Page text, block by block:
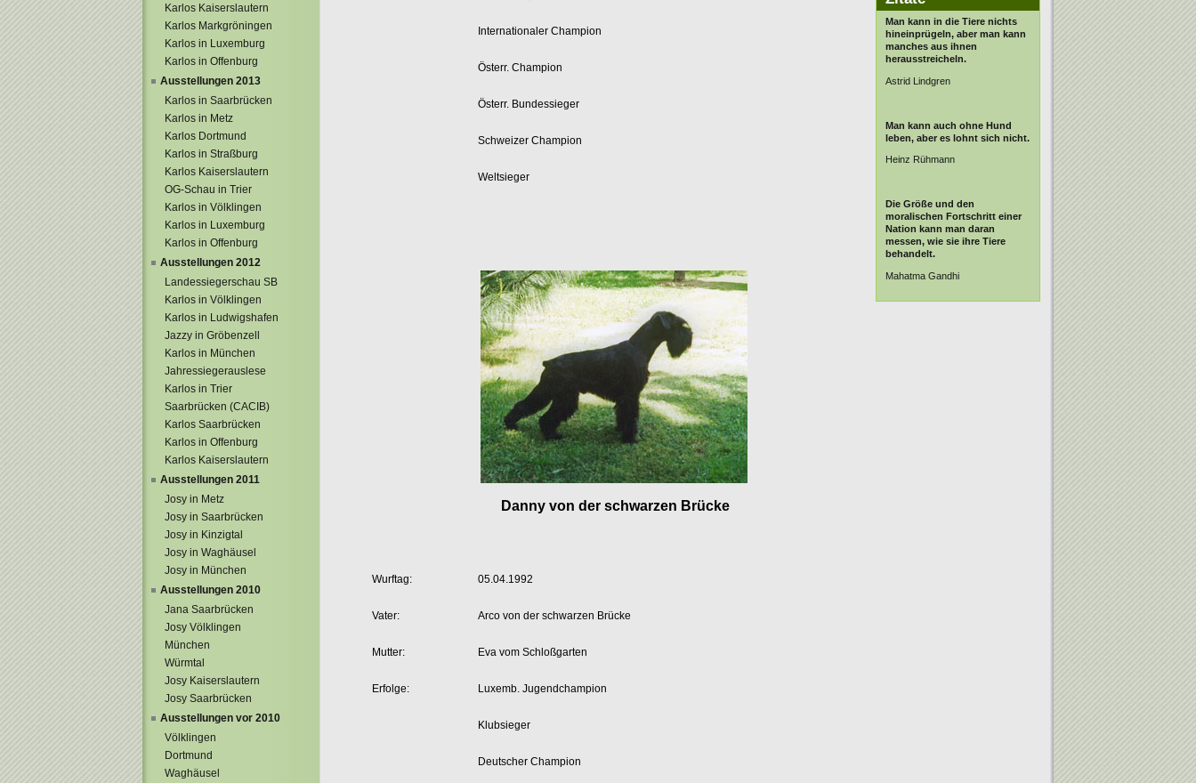
Karlos Kaiserslautern
Karlos Markgröningen
Karlos in Luxemburg
Karlos in Offenburg
Ausstellungen 2013
Karlos in Saarbrücken
Karlos in Metz
Karlos Dortmund
Karlos in Straßburg
Karlos Kaiserslautern
OG-Schau in Trier
Karlos in Völklingen
Karlos in Luxemburg
Karlos in Offenburg
Ausstellungen 2012
Landessiegerschau SB
Karlos in Völklingen
Karlos in Ludwigshafen
Jazzy in Gröbenzell
Karlos in München
Jahressiegerauslese
Karlos in Trier
Saarbrücken (CACIB)
Karlos Saarbrücken
Karlos in Offenburg
Karlos Kaiserslautern
Ausstellungen 2011
Josy in Metz
Josy in Saarbrücken
Josy in Kinzigtal
Josy in Waghäusel
Josy in München
Ausstellungen 2010
Jana Saarbrücken
Josy Völklingen
München
Würmtal
Josy Kaiserslautern
Josy Saarbrücken
Ausstellungen vor 2010
Völklingen
Dortmund
Waghäusel
Internationaler Champion
Österr. Champion
Österr. Bundessieger
Schweizer Champion
Weltsieger
Danny von der schwarzen Brücke
Wurftag: 05.04.1992
Vater: Arco von der schwarzen Brücke
Mutter: Eva vom Schloßgarten
Erfolge: Luxemb. Jugendchampion
Klubsieger
Deutscher Champion
Man kann in die Tiere nichts
hineinprügeln, aber man kann
manches aus ihnen
herausstreicheln.
Astrid Lindgren
Man kann auch ohne Hund
leben, aber es lohnt sich nicht.
Heinz Rühmann
Die Größe und den
moralischen Fortschritt einer
Nation kann man daran
messen, wie sie ihre Tiere
behandelt.
Mahatma Gandhi